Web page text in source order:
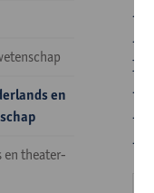
en
en theater-
-
-
In
- 1
-
-